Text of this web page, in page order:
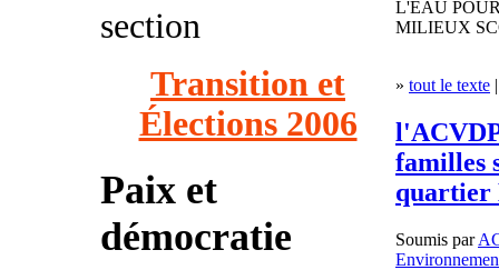
section
Transition et
Élections 2006
Paix et
démocratie
L'EAU
MILIEUX
» tout le texte
familles
quartier
Soumis par